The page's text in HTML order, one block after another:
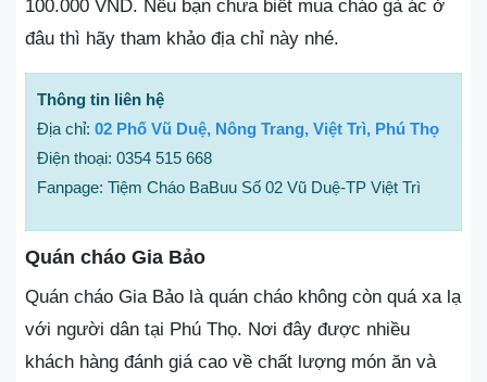
100.000 VND. Nếu bạn chưa biết mua cháo gà ác ở
đâu thì hãy tham khảo địa chỉ này nhé.
Thông tin liên hệ
Địa chỉ: 02 Phố Vũ Duệ, Nông Trang, Việt Trì, Phú Thọ
Điện thoại: 0354 515 668
Fanpage: Tiệm Cháo BaBuu Số 02 Vũ Duệ-TP Việt Trì
Quán cháo Gia Bảo
Quán cháo Gia Bảo là quán cháo không còn quá xa lạ
với người dân tại Phú Thọ. Nơi đây được nhiều
khách hàng đánh giá cao về chất lượng món ăn và